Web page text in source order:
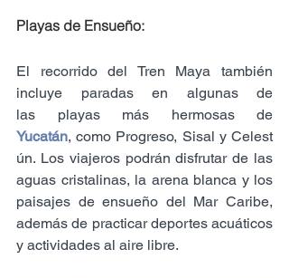
Playas de Ensueño:
El recorrido del Tren Maya también
incluye paradas en algunas de
Yucatán, como Progreso, Sisal y Celest
ún. Los viajeros podrán disfrutar de las
aguas cristalinas, la arena blanca y los
paisajes de ensueño del Mar Caribe,
además de practicar deportes acuáticos
y actividades al aire libre.